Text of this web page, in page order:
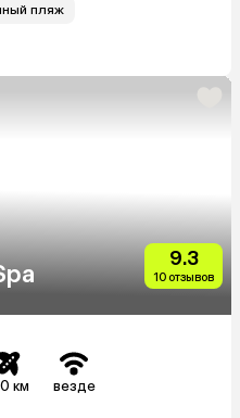
пляж
9.3
10 отзывов
км везде